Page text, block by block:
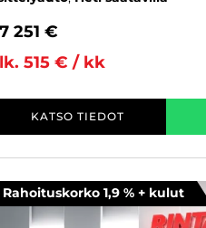
251 €
515 € / kk
KATSO TIEDOT
Rahoituskorko 1,9 % + kulut